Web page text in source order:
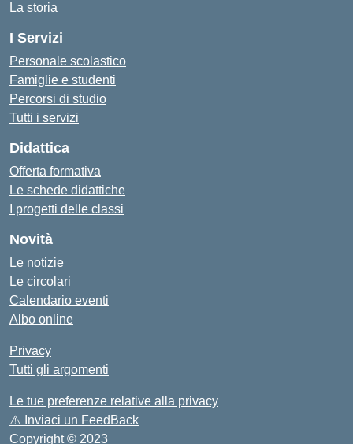
La storia
I Servizi
Personale scolastico
Famiglie e studenti
Percorsi di studio
Tutti i servizi
Didattica
Offerta formativa
Le schede didattiche
I progetti delle classi
Novità
Le notizie
Le circolari
Calendario eventi
Albo online
Privacy
Tutti gli argomenti
Le tue preferenze relative alla privacy
⚠️ Inviaci un FeedBack
Copyright © 2023